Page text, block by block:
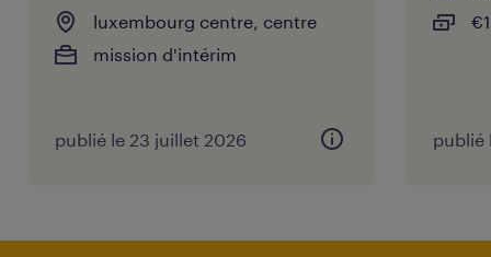
luxembourg centre, centre
mission d'intérim
publié le 23 juillet 2026 publié